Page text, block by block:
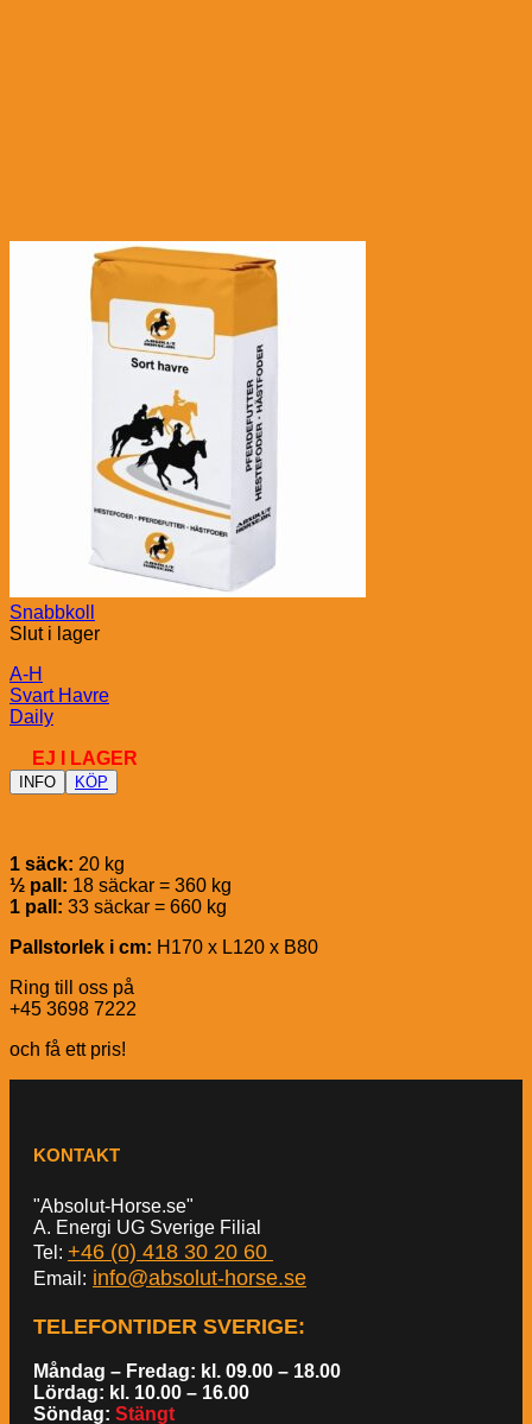
Snabbkoll
Slut i lager
A-H
Svart Havre
Daily
EJ I LAGER
INFO KÖP
1 säck: 20 kg
½ pall: 18 säckar = 360 kg
1 pall: 33 säckar = 660 kg
Pallstorlek i cm: H170 x L120 x B80
Ring till oss på
+45 3698 7222
och få ett pris!
KONTAKT
"Absolut-Horse.se"
A. Energi UG Sverige Filial
Tel: +46 (0) 418 30 20 60
Email: info@absolut-horse.se
TELEFONTIDER SVERIGE:
Måndag – Fredag: kl. 09.00 – 18.00
Lördag: kl. 10.00 – 16.00
Söndag: Stängt